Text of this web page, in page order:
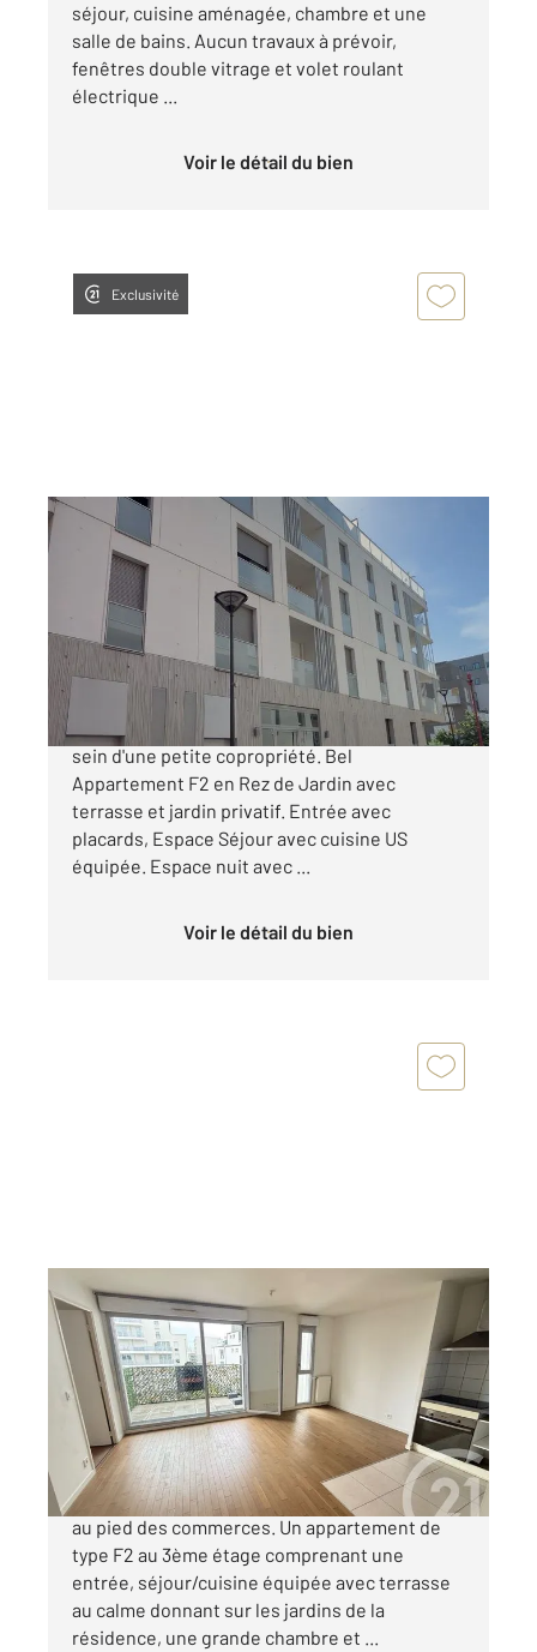
séjour, cuisine aménagée, chambre et une
salle de bains. Aucun travaux à prévoir,
fenêtres double vitrage et volet roulant
électrique ...
Voir le détail du bien
Exclusivité
BEZONS 95
39,80 m2, 2 pièces
Ref : 12106
Appartement F2 Bis à vendre
181 000 €
BEZONS Gare T2. Au pied de l'accès au T2, au
sein d'une petite copropriété. Bel
Appartement F2 en Rez de Jardin avec
terrasse et jardin privatif. Entrée avec
placards, Espace Séjour avec cuisine US
équipée. Espace nuit avec ...
Voir le détail du bien
BEZONS 95
42,20 m2, 2 pièces
Ref : 12098
Appartement F2 à vendre
232 000 €
BEZONS dans une résidence récente de 2016
au pied des commerces. Un appartement de
type F2 au 3ème étage comprenant une
entrée, séjour/cuisine équipée avec terrasse
au calme donnant sur les jardins de la
résidence, une grande chambre et ...